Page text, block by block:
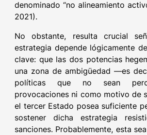
denominado “no alineamiento
2021).
No obstante, resulta crucial
estrategia depende lógicamente
clave: que las dos potencias
una zona de ambigüedad —es
políticas que no sean
provocaciones ni como motivo de
el tercer Estado posea suficiente
sostener dicha estrategia
sanciones. Probablemente, esta